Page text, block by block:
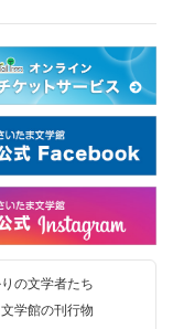
の文学者たち
学館の刊行物